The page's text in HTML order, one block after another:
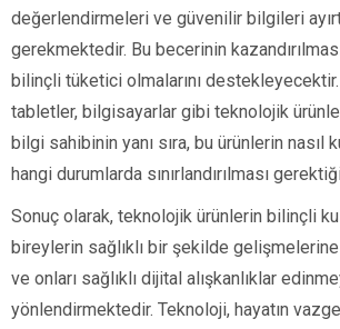
değerlendirmeleri ve güvenilir bilgileri
gerekmektedir. Bu becerinin
bilinçli tüketici olmalarını destekleyecektir.
tabletler, bilgisayarlar gibi teknolojik
bilgi sahibinin yanı sıra, bu ürünlerin nasıl
hangi durumlarda sınırlandırılması
Sonuç olarak, teknolojik ürünlerin bilinçli
bireylerin sağlıklı bir şekilde
ve onları sağlıklı dijital alışkanlıklar
yönlendirmektedir. Teknoloji, hayatın